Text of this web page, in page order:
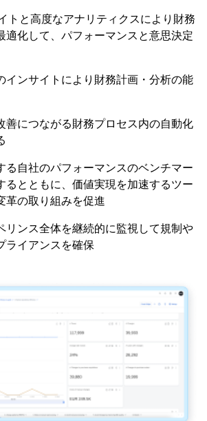
トと高度なアナリティクスにより財務
適化して、パフォーマンスと意思決定
インサイトにより財務計画・分析の能
善につながる財務プロセス内の自動化
る自社のパフォーマンスのベンチマー
るとともに、価値実現を加速するツー
革の取り組みを促進
リンス全体を継続的に監視して規制や
ライアンスを確保